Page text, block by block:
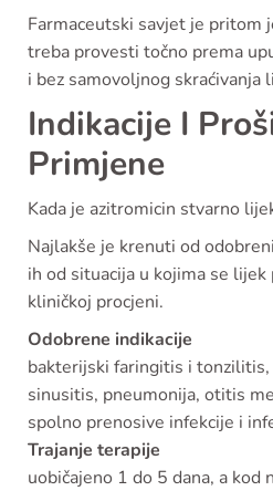
Farmaceutski savjet je pritom
treba provesti točno prema
i bez samovoljnog skraćivanja
Indikacije I
Primjene
Kada je azitromicin stvarno
Najlakše je krenuti od
ih od situacija u kojima se
kliničkoj procjeni.
Odobrene indikacije
bakterijski faringitis i
sinusitis, pneumonija, otitis
spolno prenosive infekcije i
Trajanje terapije
uobičajeno 1 do 5 dana, a kod